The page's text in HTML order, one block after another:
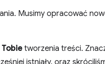
Musimy opracować
Tobie tworzenia treści.
istniały, oraz